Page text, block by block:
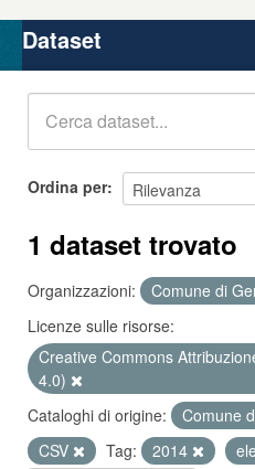
Organizzazioni
Gruppi
Dataset
Ordina per
1 dataset trovato
Organizzazioni:
Comune di
Licenze sulle risorse:
Creative Commons
4.0)
Cataloghi di origine:
Comune
CSV
Tag: 2014